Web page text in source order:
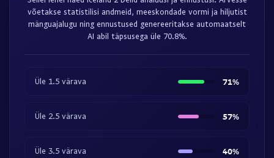
võetakse statistilisi andmeid, meeskondade vormi ja hiljutist
mänguajalugu ning ennustused genereeritakse automaatselt
AI abil täpsusega üle 70.8%.
Üle 1.5 värava 71%
Üle 2.5 värava 57%
Üle 3.5 värava 40%